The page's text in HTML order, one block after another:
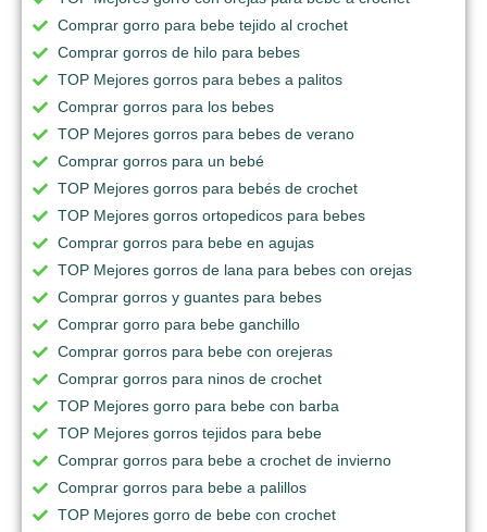
Comprar gorro para bebe tejido al crochet
Comprar gorros de hilo para bebes
TOP Mejores gorros para bebes a palitos
Comprar gorros para los bebes
TOP Mejores gorros para bebes de verano
Comprar gorros para un bebé
TOP Mejores gorros para bebés de crochet
TOP Mejores gorros ortopedicos para bebes
Comprar gorros para bebe en agujas
TOP Mejores gorros de lana para bebes con orejas
Comprar gorros y guantes para bebes
Comprar gorro para bebe ganchillo
Comprar gorros para bebe con orejeras
Comprar gorros para ninos de crochet
TOP Mejores gorro para bebe con barba
TOP Mejores gorros tejidos para bebe
Comprar gorros para bebe a crochet de invierno
Comprar gorros para bebe a palillos
TOP Mejores gorro de bebe con crochet